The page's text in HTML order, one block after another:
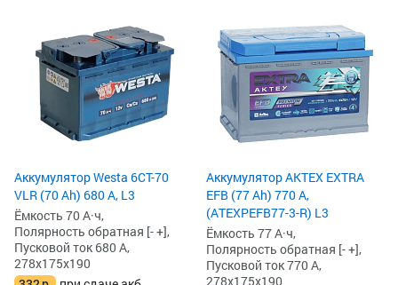
Аккумулятор Westa 6СТ-70
VLR (70 Ah) 680 А, L3
Ёмкость 70 А·ч,
Полярность обратная [- +],
Пусковой ток 680 А,
278x175x190
Аккумулятор AKTEX EXTRA
EFB (77 Ah) 770 А,
(ATEXPEFB77-3-R) L3
Ёмкость 77 А·ч,
Полярность обратная [- +],
Пусковой ток 770 А,
278x175x190